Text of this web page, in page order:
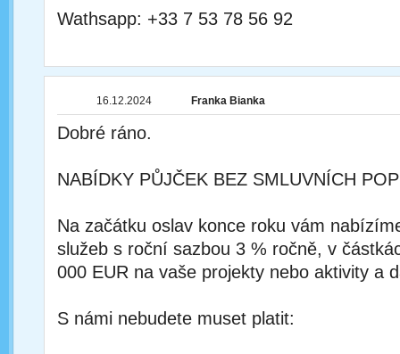
Wathsapp: +33 7 53 78 56 92
16.12.2024 Franka Bianka
Dobré ráno.
NABÍDKY PŮJČEK BEZ SMLUVNÍCH
Na začátku oslav konce roku vám
služeb s roční sazbou 3 % ročně, v
000 EUR na vaše projekty nebo aktivity a
S námi nebudete muset platit: